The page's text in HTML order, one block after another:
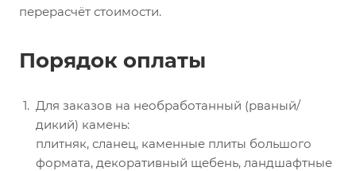
перерасчёт стоимости.
Порядок оплаты
Для заказов на необработанный (рваный/
дикий) камень:
плитняк, сланец, каменные плиты большого
формата, декоративный щебень, ландшафтные